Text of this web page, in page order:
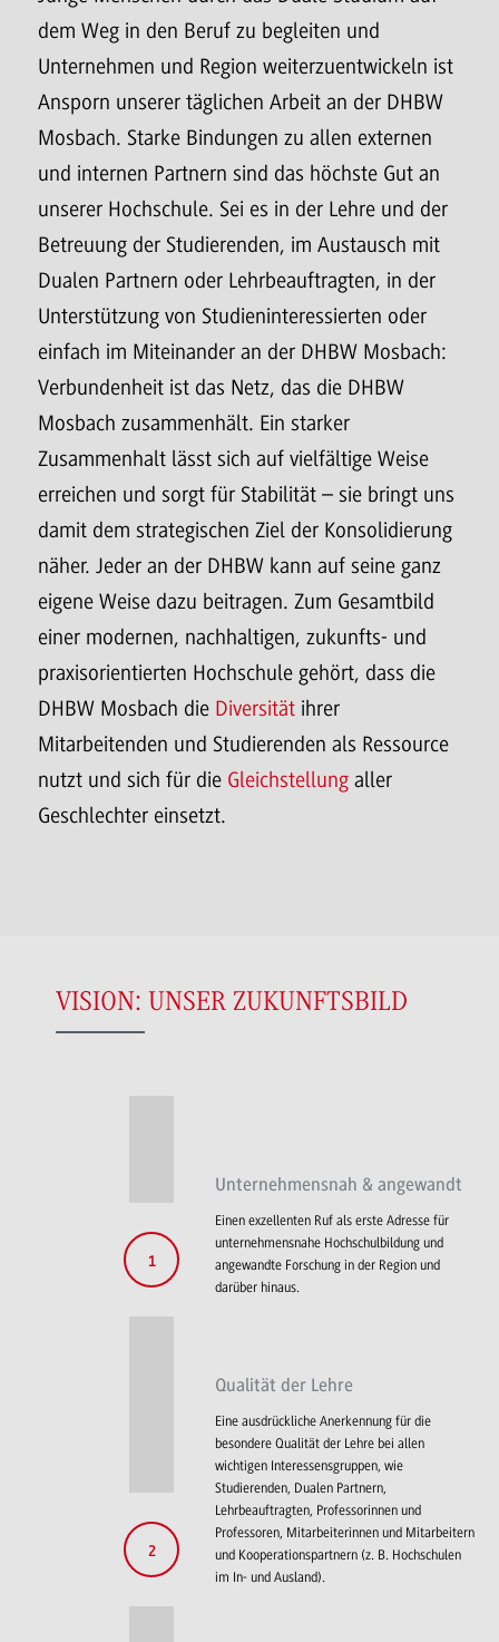
dem Weg in den Beruf zu begleiten und
Unternehmen und Region weiterzuentwickeln ist
Ansporn unserer täglichen Arbeit an der DHBW
Mosbach. Starke Bindungen zu allen externen
und internen Partnern sind das höchste Gut an
unserer Hochschule. Sei es in der Lehre und der
Betreuung der Studierenden, im Austausch mit
Dualen Partnern oder Lehrbeauftragten, in der
Unterstützung von Studieninteressierten oder
einfach im Miteinander an der DHBW Mosbach:
Verbundenheit ist das Netz, das die DHBW
Mosbach zusammenhält. Ein starker
Zusammenhalt lässt sich auf vielfältige Weise
erreichen und sorgt für Stabilität – sie bringt uns
damit dem strategischen Ziel der Konsolidierung
näher. Jeder an der DHBW kann auf seine ganz
eigene Weise dazu beitragen. Zum Gesamtbild
einer modernen, nachhaltigen, zukunfts- und
praxisorientierten Hochschule gehört, dass die
DHBW Mosbach die Diversität ihrer
Mitarbeitenden und Studierenden als Ressource
nutzt und sich für die Gleichstellung aller
Geschlechter einsetzt.
VISION: UNSER ZUKUNFTSBILD
1
Unternehmensnah & angewandt
Einen exzellenten Ruf als erste Adresse für
unternehmensnahe Hochschulbildung und
angewandte Forschung in der Region und
darüber hinaus.
2
Qualität der Lehre
Eine ausdrückliche Anerkennung für die
besondere Qualität der Lehre bei allen
wichtigen Interessensgruppen, wie
Studierenden, Dualen Partnern,
Lehrbeauftragten, Professorinnen und
Professoren, Mitarbeiterinnen und Mitarbeitern
und Kooperationspartnern (z. B. Hochschulen
im In- und Ausland).